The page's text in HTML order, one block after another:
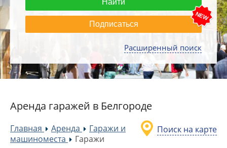
Подписаться
Расширенный поиск
Аренда гаражей в Белгороде
Поиск на карте
Главная »
Аренда »Гаражи и
машиноместа
»Гаражи